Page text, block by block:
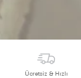
Ücretsiz & Hızlı